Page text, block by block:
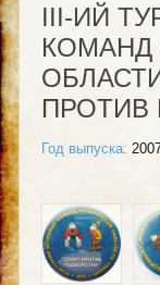
III-ИЙ
КОМАНД
ПРОТИВ
Год выпуска: